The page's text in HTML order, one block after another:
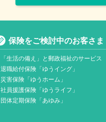
保険をご検討中のお客さま
「生活の備え」と郵政福祉のサービス
退職給付保険「ゆうイング」
災害保険「ゆうホーム」
社員援護保険「ゆうライフ」
団体定期保険「あゆみ」